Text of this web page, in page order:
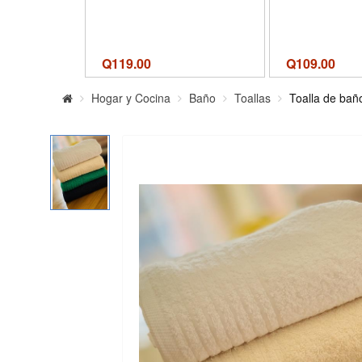
Q119.00 Q109.00
Hogar y Cocina Baño Toallas Toalla de